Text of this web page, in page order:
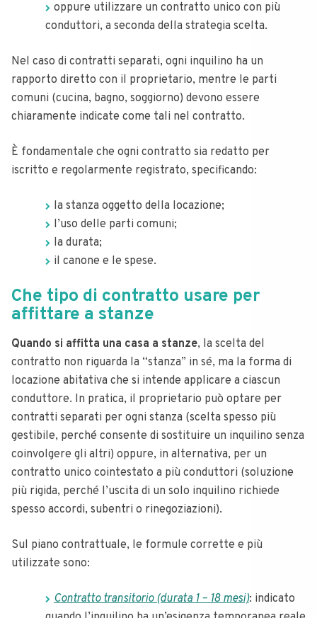
oppure utilizzare un contratto unico con più
conduttori, a seconda della strategia scelta.
Nel caso di contratti separati, ogni inquilino ha un
rapporto diretto con il proprietario, mentre le parti
comuni (cucina, bagno, soggiorno) devono essere
chiaramente indicate come tali nel contratto.
È fondamentale che ogni contratto sia redatto per
iscritto e regolarmente registrato, specificando:
la stanza oggetto della locazione;
l’uso delle parti comuni;
la durata;
il canone e le spese.
Che tipo di contratto usare per
affittare a stanze
Quando si affitta una casa a stanze, la scelta del
contratto non riguarda la “stanza” in sé, ma la forma di
locazione abitativa che si intende applicare a ciascun
conduttore. In pratica, il proprietario può optare per
contratti separati per ogni stanza (scelta spesso più
gestibile, perché consente di sostituire un inquilino senza
coinvolgere gli altri) oppure, in alternativa, per un
contratto unico cointestato a più conduttori (soluzione
più rigida, perché l’uscita di un solo inquilino richiede
spesso accordi, subentri o rinegoziazioni).
Sul piano contrattuale, le formule corrette e più
utilizzate sono:
Contratto transitorio (durata 1 – 18 mesi): indicato